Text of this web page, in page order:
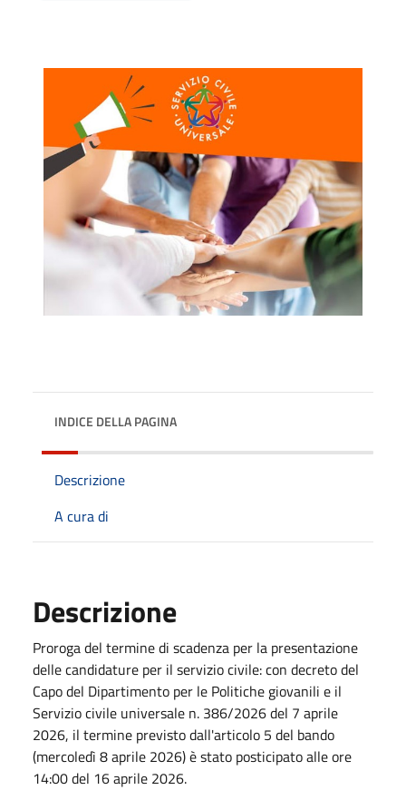
INDICE DELLA PAGINA
Descrizione
A cura di
Descrizione
Proroga del termine di scadenza per la presentazione
delle candidature per il servizio civile: con decreto del
Capo del Dipartimento per le Politiche giovanili e il
Servizio civile universale n. 386/2026 del 7 aprile
2026, il termine previsto dall'articolo 5 del bando
(mercoledì 8 aprile 2026)è stato posticipato alle ore
14:00 del 16 aprile 2026.